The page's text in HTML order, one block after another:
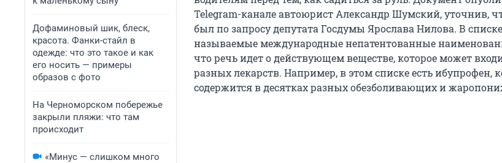
Дофаминовый шик, блеск,
красота. Фанки-стайл в
одежде: что это такое и как
его носить — примеры
образов с фото
На Черноморском побережье
закрыли пляжи: что там
происходит
«Минус — слишком много
Telegram-канале автоюрист Александр Шумский, уточнив,
был по запросу депутата Госдумы Ярослава Нилова. В
называемые международные непатентованные
что речь идет о действующем веществе, которое может
разных лекарств. Например, в этом списке есть ибупрофен,
содержится в десятках разных обезболивающих и